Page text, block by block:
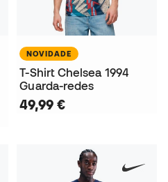
NOVIDADE
T-Shirt Chelsea 1994
Guarda-redes
49,99 €